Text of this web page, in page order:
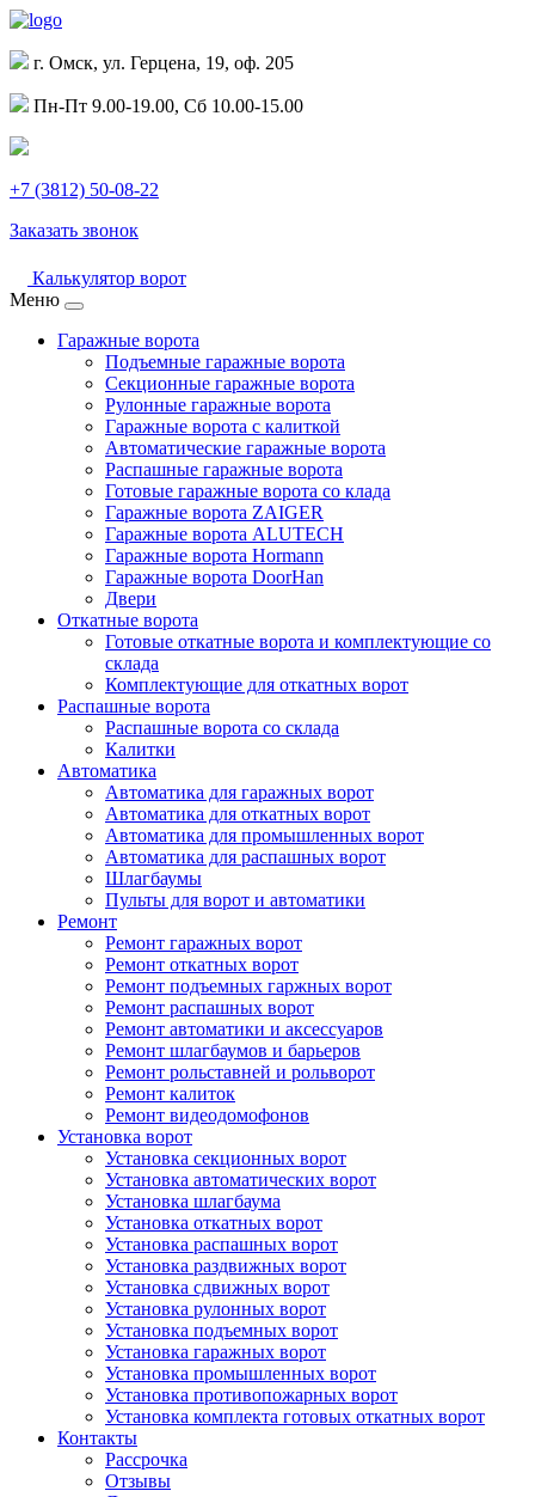
г. Омск, ул. Герцена, 19, оф. 205
Пн-Пт 9.00-19.00, Сб 10.00-15.00
+7 (3812) 50-08-22
Заказать звонок
Калькулятор ворот
Меню
Гаражные ворота
Подъемные гаражные ворота
Секционные гаражные ворота
Рулонные гаражные ворота
Гаражные ворота с калиткой
Автоматические гаражные ворота
Распашные гаражные ворота
Готовые гаражные ворота со клада
Гаражные ворота ZAIGER
Гаражные ворота ALUTECH
Гаражные ворота Hormann
Гаражные ворота DoorHan
Двери
Откатные ворота
Готовые откатные ворота и комплектующие со
склада
Комплектующие для откатных ворот
Распашные ворота
Распашные ворота со склада
Калитки
Автоматика
Автоматика для гаражных ворот
Автоматика для откатных ворот
Автоматика для промышленных ворот
Автоматика для распашных ворот
Шлагбаумы
Пульты для ворот и автоматики
Ремонт
Ремонт гаражных ворот
Ремонт откатных ворот
Ремонт подъемных гаржных ворот
Ремонт распашных ворот
Ремонт автоматики и аксессуаров
Ремонт шлагбаумов и барьеров
Ремонт рольставней и рольворот
Ремонт калиток
Ремонт видеодомофонов
Установка ворот
Установка секционных ворот
Установка автоматических ворот
Установка шлагбаума
Установка откатных ворот
Установка распашных ворот
Установка раздвижных ворот
Установка сдвижных ворот
Установка рулонных ворот
Установка подъемных ворот
Установка гаражных ворот
Установка промышленных ворот
Установка противопожарных ворот
Установка комплекта готовых откатных ворот
Контакты
Рассрочка
Отзывы